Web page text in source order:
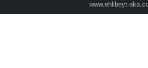
www.ehlibeyt-